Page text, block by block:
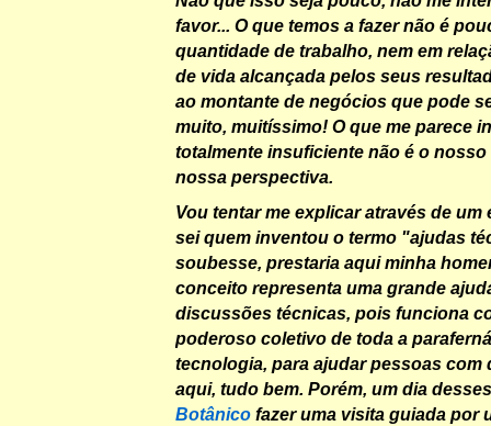
favor... O que temos a fazer não é
quantidade de trabalho, nem em
de vida alcançada pelos seus
ao montante de negócios que pode
muito, muitíssimo! O que me parece
totalmente insuficiente não é o nosso
nossa perspectiva.
Vou tentar me explicar através de um
sei quem inventou o termo "ajudas
soubesse, prestaria aqui minha
conceito representa uma grande
discussões técnicas, pois funciona
poderoso coletivo de toda a
tecnologia, para ajudar pessoas com
aqui, tudo bem. Porém, um dia
Botânico fazer uma visita guiada por